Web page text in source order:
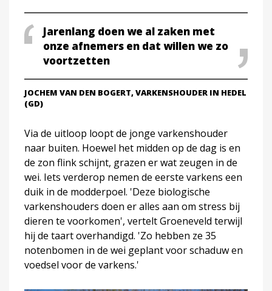
Jarenlang doen we al zaken met
onze afnemers en dat willen we zo
voortzetten
JOCHEM VAN DEN BOGERT, VARKENSHOUDER IN HEDEL
(GD)
Via de uitloop loopt de jonge varkenshouder
naar buiten. Hoewel het midden op de dag is en
de zon flink schijnt, grazen er wat zeugen in de
wei. Iets verderop nemen de eerste varkens een
duik in de modderpoel. 'Deze biologische
varkenshouders doen er alles aan om stress bij
dieren te voorkomen', vertelt Groeneveld terwijl
hij de taart overhandigd. 'Zo hebben ze 35
notenbomen in de wei geplant voor schaduw en
voedsel voor de varkens.'